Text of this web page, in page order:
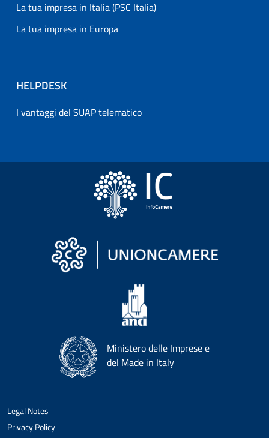
La tua impresa in Italia (PSC Italia)
La tua impresa in Europa
HELPDESK
I vantaggi del SUAP telematico
Ministero delle Imprese e
del Made in Italy
Legal Notes
Privacy Policy